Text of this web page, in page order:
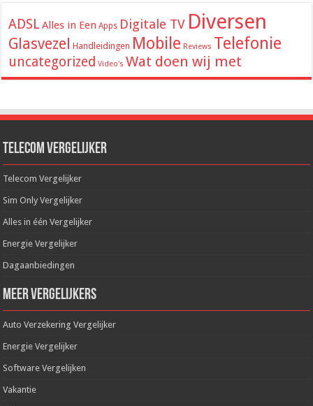
ADSL Alles in Een Apps Digitale TV Diversen
Glasvezel Handleidingen Mobile Reviews Telefonie
uncategorized Video's Wat doen wij met
Telecom Vergelijker
Telecom Vergelijker
Sim Only Vergelijker
Alles in één Vergelijker
Energie Vergelijker
Dagaanbiedingen
Meer Vergelijkers
Auto Verzekering Vergelijker
Energie Vergelijker
Software Vergelijken
Vakantie